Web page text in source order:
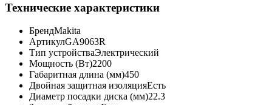
Технические характеристики
БрендMakita
АртикулGA9063R
Тип устройстваЭлектрический
Мощность (Вт)2200
Габаритная длина (мм)450
Двойная защитная изоляцияЕсть
Диаметр посадки диска (мм)22.3